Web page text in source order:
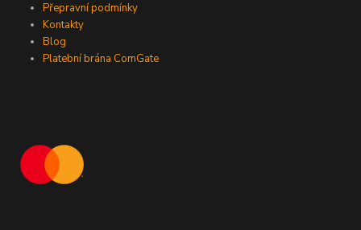
Přepravní podmínky
Kontakty
Blog
Platební brána ComGate